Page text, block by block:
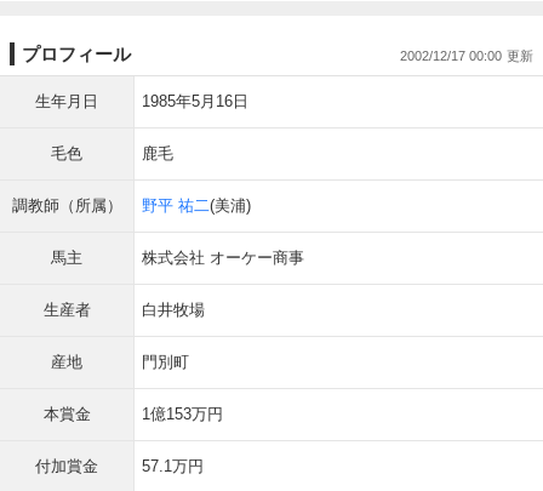
プロフィール 2002/12/17 00:00
生年月日 1985年5月16日
毛色 鹿毛
調教師（所属） 野平 祐二(美浦)
馬主 株式会社 オーケー商事
生産者 白井牧場
産地 門別町
本賞金 1億153万円
付加賞金 57.1万円